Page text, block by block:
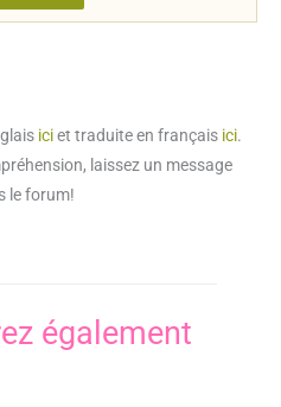
iciet traduite en français ici.
laissez un message
le forum!
également